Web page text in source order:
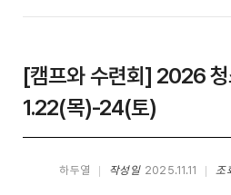
[캠프와 수련회] 2026
1.22(목)-24(토)
하두열 작성일 2025.11.11 조